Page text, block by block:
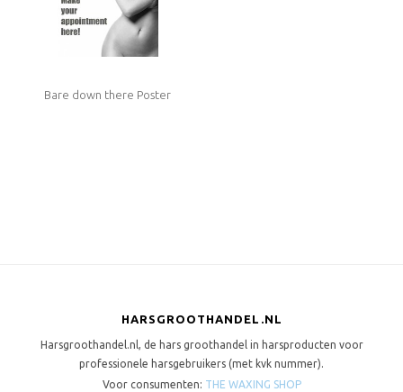
Bare down there Poster
HARSGROOTHANDEL.NL
Harsgroothandel.nl, de hars groothandel in harsproducten voor
professionele harsgebruikers (met kvk nummer).
Voor consumenten: THE WAXING SHOP